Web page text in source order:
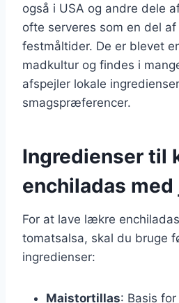
også i USA og andre dele
ofte serveres som en del af
festmåltider. De er blevet
madkultur og findes i
afspejler lokale
smagspræferencer.
Ingredienser til
enchiladas
For at lave lækre
tomatsalsa, skal du bruge
ingredienser:
Maistortillas: Basis